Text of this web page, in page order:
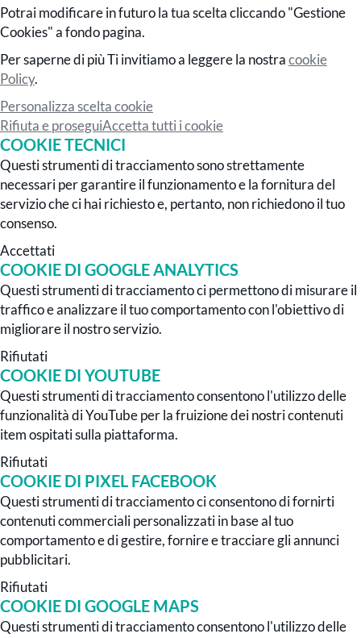
Potrai modificare in futuro la tua scelta cliccando "Gestione
Cookies" a fondo pagina.
Per saperne di più Ti invitiamo a leggere la nostracookie
Policy.
Personalizza scelta cookie
Rifiuta e proseguiAccetta tutti i cookie
COOKIE TECNICI
Questi strumenti di tracciamento sono strettamente
necessari per garantire il funzionamento e la fornitura del
servizio che ci hai richiesto e, pertanto, non richiedono il tuo
consenso.
Accettati
COOKIE DI GOOGLE ANALYTICS
Questi strumenti di tracciamento ci permettono di misurare il
traffico e analizzare il tuo comportamento con l'obiettivo di
migliorare il nostro servizio.
Rifiutati
COOKIE DI YOUTUBE
Questi strumenti di tracciamento consentono l'utilizzo delle
funzionalità di YouTube per la fruizione dei nostri contenuti
item ospitati sulla piattaforma.
Rifiutati
COOKIE DI PIXEL FACEBOOK
Questi strumenti di tracciamento ci consentono di fornirti
contenuti commerciali personalizzati in base al tuo
comportamento e di gestire, fornire e tracciare gli annunci
pubblicitari.
Rifiutati
COOKIE DI GOOGLE MAPS
Questi strumenti di tracciamento consentono l'utilizzo delle